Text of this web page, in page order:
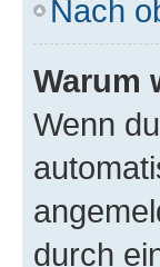
Nach
Warum
Wenn
durch